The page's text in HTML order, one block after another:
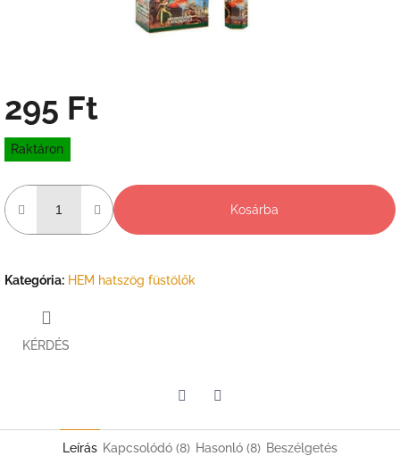
295 Ft
Egységár:
Raktáron
Kosárba
Kategória: HEM hatszög füstölők
KÉRDÉS
Leírás Kapcsolódó (8) Hasonló (8) Beszélgetés